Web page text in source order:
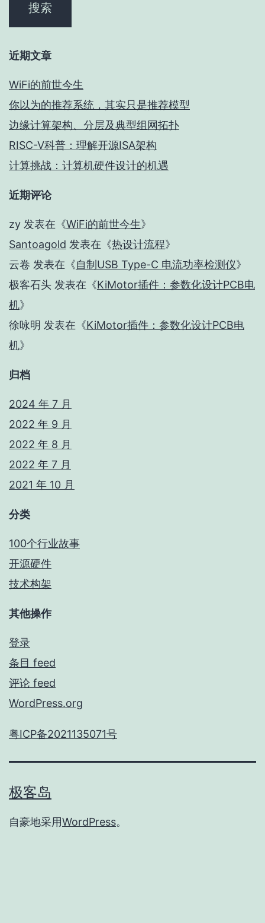
近期文章
WiFi的前世今生
你以为的推荐系统，其实只是推荐模型
边缘计算架构、分层及典型组网拓扑
RISC-V科普：理解开源ISA架构
计算挑战：计算机硬件设计的机遇
近期评论
zy 发表在《WiFi的前世今生》
Santoagold 发表在《热设计流程》
云卷 发表在《自制USB Type-C 电流功率检测仪》
极客石头 发表在《KiMotor插件：参数化设计PCB电
机》
徐咏明 发表在《KiMotor插件：参数化设计PCB电
机》
归档
2024 年 7 月
2022 年 9 月
2022 年 8 月
2022 年 7 月
2021 年 10 月
分类
100个行业故事
开源硬件
技术构架
其他操作
登录
条目 feed
评论 feed
WordPress.org
粤ICP备2021135071号
极客岛
自豪地采用WordPress。